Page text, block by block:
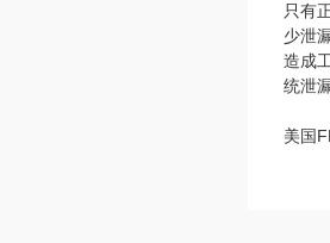
只有
少泄
造成
统泄
美国